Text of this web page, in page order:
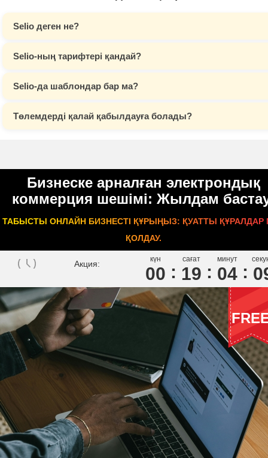
Selio деген не?
Selio-ның тарифтері қандай?
Selio-да шаблондар бар ма?
Төлемдерді қалай қабылдауға болады?
Бизнеске арналған электрондық
коммерция шешімі: Жылдам
ТАБЫСТЫ ОНЛАЙН БИЗНЕСТІ ҚҰРЫҢЫЗ: ҚУАТТЫ ҚҰРАЛДАР
ҚОЛДАУ.
Акция: күн
00
сағат
19
минут
04 0